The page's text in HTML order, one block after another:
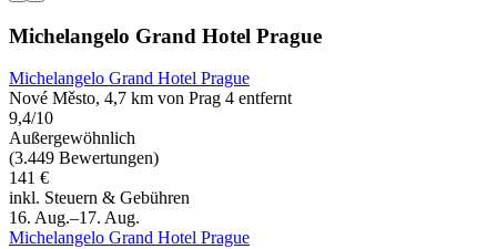
Michelangelo Grand Hotel Prague
Michelangelo Grand Hotel Prague
Nové Město, 4,7 km von Prag 4 entfernt
9,4/10
Außergewöhnlich
(3.449 Bewertungen)
141 €
inkl. Steuern & Gebühren
16. Aug.–17. Aug.
Michelangelo Grand Hotel Prague